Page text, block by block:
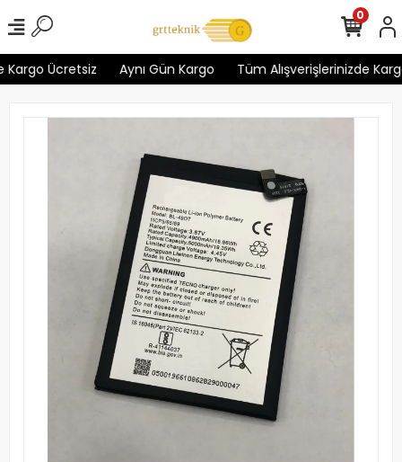
Ücretsiz Aynı Gün Kargo Tüm Alışverişlerinizde
0